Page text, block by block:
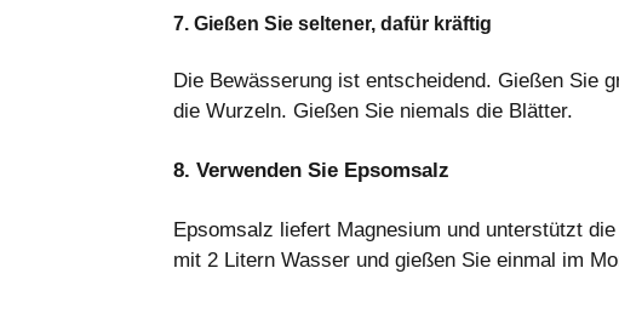
7. Gießen Sie seltener, dafür kräftig
Die Bewässerung ist entscheidend. Gießen Sie
die Wurzeln. Gießen Sie niemals die Blätter.
8. Verwenden Sie Epsomsalz
Epsomsalz liefert Magnesium und unterstützt
mit 2 Litern Wasser und gießen Sie einmal im